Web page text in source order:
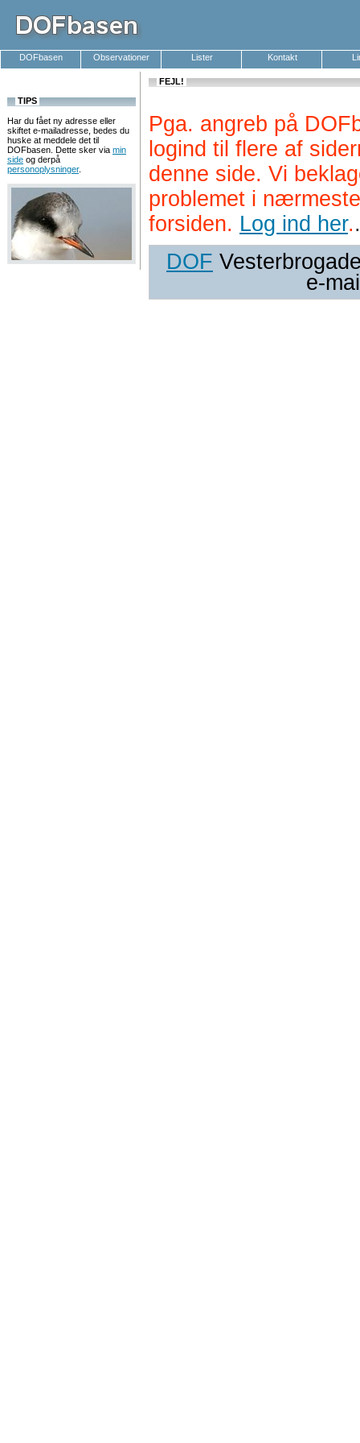
DOFbasen Observationer Lister Kontakt
TIPS
Har du fået ny adresse eller
skiftet e-mailadresse, bedes du
huske at meddele det til
DOFbasen. Dette sker via min
side og derpå
personoplysninger.
FEJL!
Pga. angreb på
logind til flere af
denne side. Vi
problemet i
forsiden. Log ind her..
DOF
e-